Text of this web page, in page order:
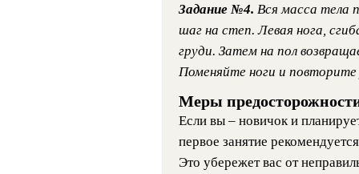
Задание №4. Вся масса тела
шаг на степ. Левая нога,
груди. Затем на пол
Поменяйте ноги и
Меры
Если вы – новичок и
первое занятие
Это убережет вас от